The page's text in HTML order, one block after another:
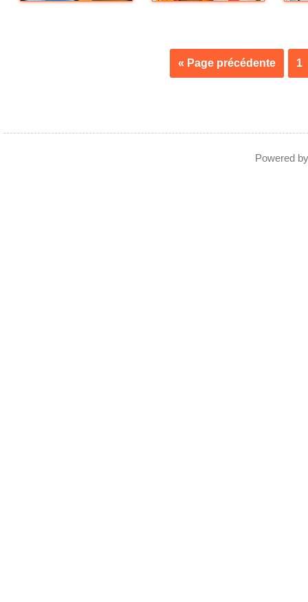
« Page précédente 1
Powered